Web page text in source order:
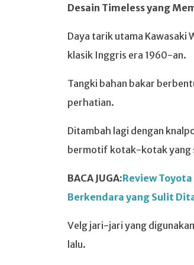
Desain Timeless yang
Daya tarik utama Kawasaki
klasik Inggris era 1960-an.
Tangki bahan bakar
perhatian.
Ditambah lagi dengan
bermotif kotak-kotak yang
BACA JUGA:Review
Berkendara yang Sulit
Velg jari-jari yang
lalu.